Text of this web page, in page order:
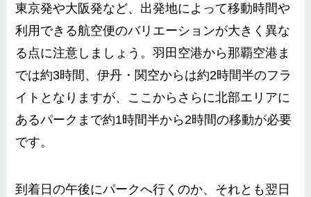
東京発や大阪発など、出発地によって移動時間や
利用できる航空便のバリエーションが大きく異な
る点に注意しましょう。羽田空港から那覇空港ま
では約3時間、伊丹・関空からは約2時間半のフラ
イトとなりますが、ここからさらに北部エリアに
あるパークまで約1時間半から2時間の移動が必要
です。
到着日の午後にパークへ行くのか、それとも翌日